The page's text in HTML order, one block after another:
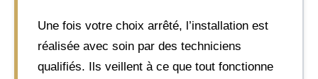
Une fois votre choix arrêté, l’installation est
réalisée avec soin par des techniciens
qualifiés. Ils veillent à ce que tout fonctionne